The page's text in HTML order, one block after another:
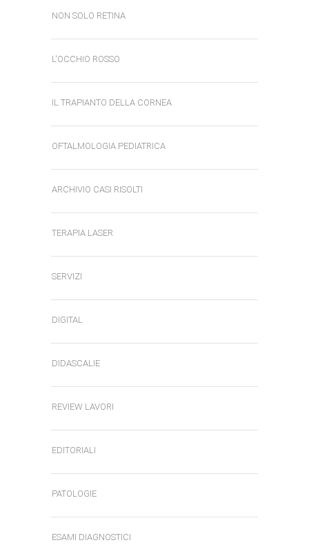
NON SOLO RETINA
L'OCCHIO ROSSO
IL TRAPIANTO DELLA CORNEA
OFTALMOLOGIA PEDIATRICA
ARCHIVIO CASI RISOLTI
TERAPIA LASER
SERVIZI
DIGITAL
DIDASCALIE
REVIEW LAVORI
EDITORIALI
PATOLOGIE
ESAMI DIAGNOSTICI